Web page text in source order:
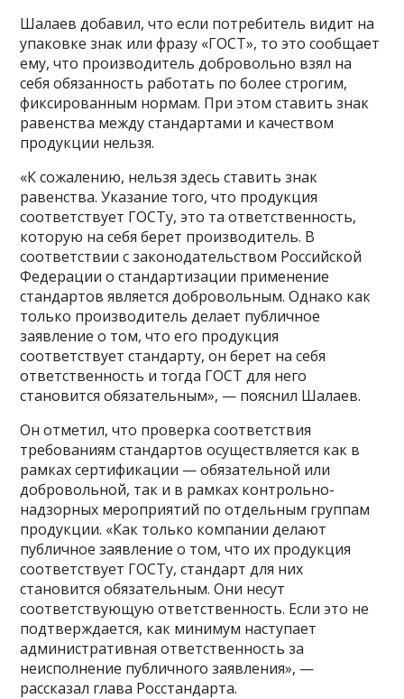
Шалаев добавил, что если потребитель видит на
упаковке знак или фразу «ГОСТ», то это сообщает
ему, что производитель добровольно взял на
себя обязанность работать по более строгим,
фиксированным нормам. При этом ставить знак
равенства между стандартами и качеством
продукции нельзя.
«К сожалению, нельзя здесь ставить знак
равенства. Указание того, что продукция
соответствует ГОСТу, это та ответственность,
которую на себя берет производитель. В
соответствии с законодательством Российской
Федерации о стандартизации применение
стандартов является добровольным. Однако как
только производитель делает публичное
заявление о том, что его продукция
соответствует стандарту, он берет на себя
ответственность и тогда ГОСТ для него
становится обязательным», — пояснил Шалаев.
Он отметил, что проверка соответствия
требованиям стандартов осуществляется как в
рамках сертификации — обязательной или
добровольной, так и в рамках контрольно-
надзорных мероприятий по отдельным группам
продукции. «Как только компании делают
публичное заявление о том, что их продукция
соответствует ГОСТу, стандарт для них
становится обязательным. Они несут
соответствующую ответственность. Если это не
подтверждается, как минимум наступает
административная ответственность за
неисполнение публичного заявления», —
рассказал глава Росстандарта.